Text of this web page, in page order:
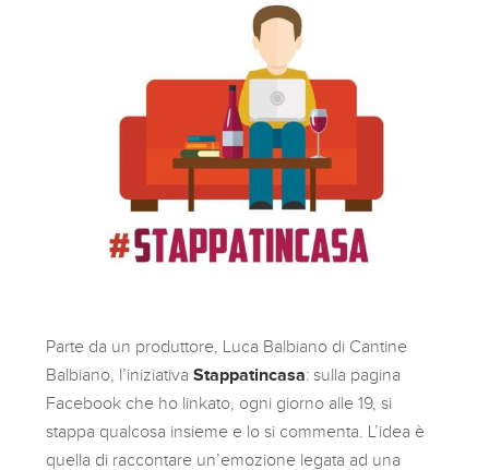
Parte da un produttore, Luca Balbiano di Cantine
Balbiano, l’iniziativaStappatincasa: sulla pagina
Facebook che ho linkato, ogni giorno alle 19, si
stappa qualcosa insieme e lo si commenta. L’idea è
quella di raccontare un’emozione legata ad una